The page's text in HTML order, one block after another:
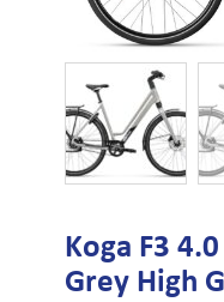
Koga F3
Grey High